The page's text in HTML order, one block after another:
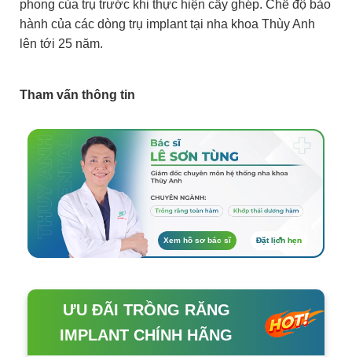
phong của trụ trước khi thực hiện cấy ghép. Chế độ bảo
hành của các dòng trụ implant tại nha khoa Thùy Anh
lên tới 25 năm.
Tham vấn thông tin
Xem hồ sơ bác sĩ Đặt lịch hẹn
ƯU ĐÃI TRỒNG RĂNG
IMPLANT CHÍNH HÃNG